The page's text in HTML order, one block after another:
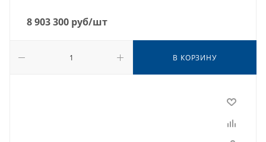
8 903 300 руб/шт
В КОРЗИНУ